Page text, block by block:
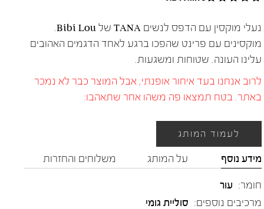
נעלי מוקסין עם הדפס לנשים TANA של Bibi Lou.
מוקסינים עם פרינט שהפכו ברגע לאחד הדגמים האהובים
עלינו העונה. שטוחות ומשגעות.
לרוב אנחנו בעד איחור אופנתי, אבל המוצר כבר לא נמכר
באתר. בטח תמצאו פה משהו אחר שתאהבו:
לעמוד המותג
מידע נוסף על המותג משלוחים והחזרות
חומר: עור
מרכיבים נוספים: סוליית גומי